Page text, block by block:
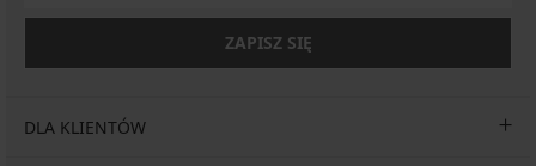
ZAPISZ SIĘ
DLA KLIENTÓW